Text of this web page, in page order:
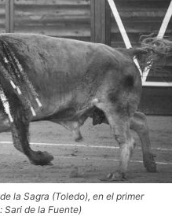
la Sagra (Toledo), en el primer
Sari de la Fuente)